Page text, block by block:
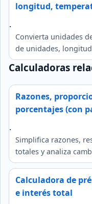
longitud,
.
Convierta unidades
de unidades,
Calculadoras
Razones,
porcentajes (con
.
Simplifica razones,
totales y analiza
Calculadora de
e interés total